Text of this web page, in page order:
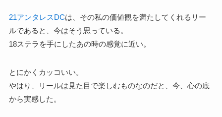
21アンタレスDCは、その私の価値観を満たしてくれるリー
ルであると、今はそう思っている。
18ステラを手にしたあの時の感覚に近い。
とにかくカッコいい。
やはり、リールは見た目で楽しむものなのだと、今、心の底
から実感した。